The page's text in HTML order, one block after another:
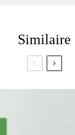
Similaire